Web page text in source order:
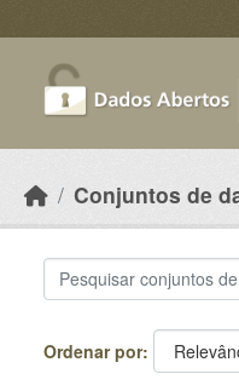
Conjuntos de
Ordenar por